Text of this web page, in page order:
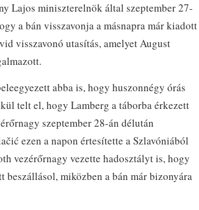
Lajos miniszterelnök által szeptember 27-
a bán visszavonja a másnapra már kiadott
visszavonó utasítás, amelyet August
abba is, hogy huszonnégy órás
telt el, hogy Lamberg a táborba érkezett
szeptember 28-án délután
ezen a napon értesítette a Szlavóniából
vezérőrnagy vezette hadosztályt is, hogy
beszállásol, miközben a bán már bizonyára